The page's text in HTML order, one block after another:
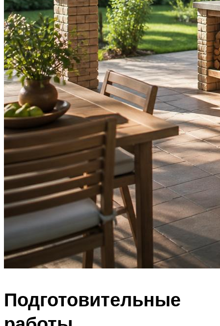
Подготовительные